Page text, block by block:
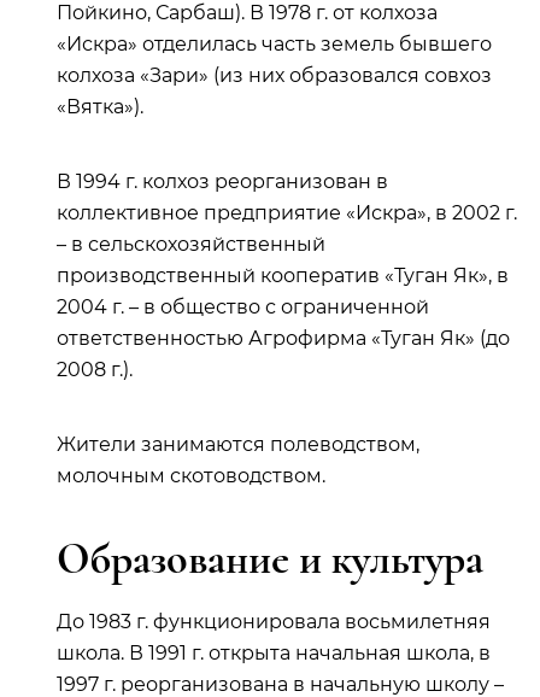
Пойкино, Сарбаш). В 1978 г. от колхоза
«Искра» отделилась часть земель бывшего
колхоза «Зари» (из них образовался совхоз
«Вятка»).
В 1994 г. колхоз реорганизован в
коллективное предприятие «Искра», в 2002 г.
– в сельскохозяйственный
производственный кооператив «Туган Як», в
2004 г. – в общество с ограниченной
ответственностью Агрофирма «Туган Як» (до
2008 г.).
Жители занимаются полеводством,
молочным скотоводством.
Образование и культура
До 1983 г. функционировала восьмилетняя
школа. В 1991 г. открыта начальная школа, в
1997 г. реорганизована в начальную школу –